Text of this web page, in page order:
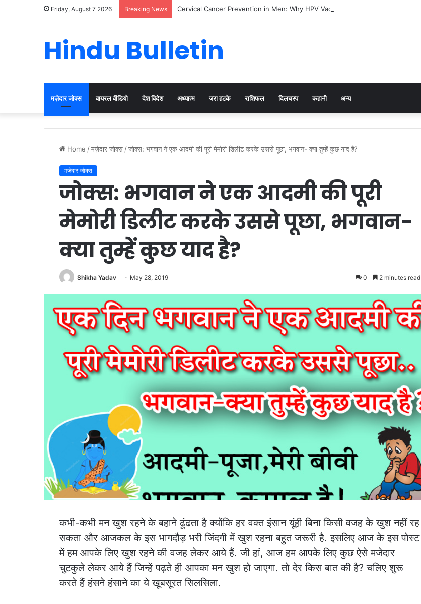
Friday, August 7 2026 Breaking News Cervical Cancer Prevention in Men: Why HPV Vaccination for Males is Critical
Hindu Bulletin
मज़ेदार जोक्स वायरल वीडियो देश विदेश अध्यात्म जरा हटके राशिफल दिलचस्प कहानी अन्य
Home /मज़ेदार जोक्स /जोक्स: भगवान ने एक आदमी की पूरी मेमोरी डिलीट करके उससे पूछा, भगवान- क्या तुम्हें कुछ याद है?
मज़ेदार जोक्स
जोक्स: भगवान ने एक आदमी की पूरी
मेमोरी डिलीट करके उससे पूछा, भगवान-
क्या तुम्हें कुछ याद है?
Shikha Yadav May 28, 2019 0 2 minutes read
कभी-कभी मन खुश रहने के बहाने ढूंढता है क्योंकि हर वक्त इंसान यूंही बिना किसी वजह के खुश नहीं रह
सकता और आजकल के इस भागदौड़ भरी जिंदगी में खुश रहना बहुत जरूरी है. इसलिए आज के इस पोस्ट
में हम आपके लिए खुश रहने की वजह लेकर आये हैं. जी हां, आज हम आपके लिए कुछ ऐसे मजेदार
चुटकुले लेकर आये हैं जिन्हें पढ़ते ही आपका मन खुश हो जाएगा. तो देर किस बात की है? चलिए शुरू
करते हैं हंसने हंसाने का ये खूबसूरत सिलसिला.